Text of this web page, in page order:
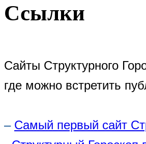
Ссылки
Сайты Структурного
где можно встретить
– Самый первый сайт